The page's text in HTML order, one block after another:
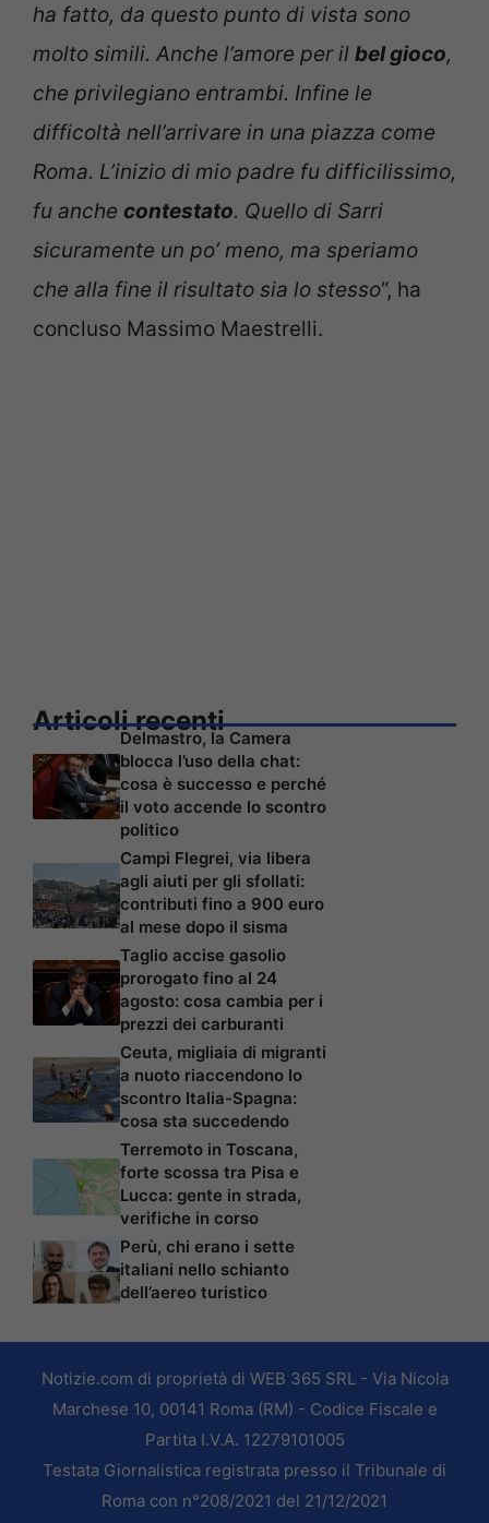
ha fatto, da questo punto di vista sono
molto simili. Anche l’amore per il bel gioco,
che privilegiano entrambi. Infine le
difficoltà nell’arrivare in una piazza come
Roma. L’inizio di mio padre fu difficilissimo,
fu anche contestato. Quello di Sarri
sicuramente un po’ meno, ma speriamo
che alla fine il risultato sia lo stesso“, ha
concluso Massimo Maestrelli.
Articoli recenti
Delmastro, la Camera
blocca l’uso della chat:
cosa è successo e perché
il voto accende lo scontro
politico
Campi Flegrei, via libera
agli aiuti per gli sfollati:
contributi fino a 900 euro
al mese dopo il sisma
Taglio accise gasolio
prorogato fino al 24
agosto: cosa cambia per i
prezzi dei carburanti
Ceuta, migliaia di migranti
a nuoto riaccendono lo
scontro Italia-Spagna:
cosa sta succedendo
Terremoto in Toscana,
forte scossa tra Pisa e
Lucca: gente in strada,
verifiche in corso
Perù, chi erano i sette
italiani nello schianto
dell’aereo turistico
Notizie.com di proprietà di WEB 365 SRL - Via Nicola
Marchese 10, 00141 Roma (RM) - Codice Fiscale e
Partita I.V.A. 12279101005
Testata Giornalistica registrata presso il Tribunale di
Roma con n°208/2021 del 21/12/2021